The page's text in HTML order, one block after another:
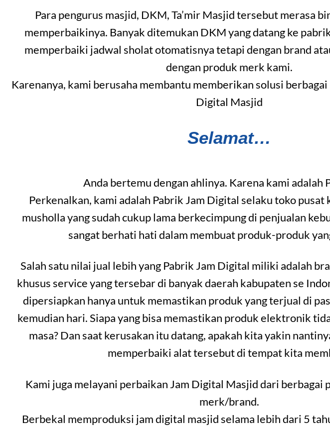
Para pengurus masjid, DKM, Ta’mir Masjid tersebut merasa
memperbaikinya. Banyak ditemukan DKM yang datang ke
memperbaiki jadwal sholat otomatisnya tetapi dengan brand
dengan produk merk kami.
Karenanya, kami berusaha membantu memberikan solusi
Digital Masjid
Selamat…
Anda bertemu dengan ahlinya. Karena kami adalah
Perkenalkan, kami adalah Pabrik Jam Digital selaku toko pusat
musholla yang sudah cukup lama berkecimpung di penjualan
sangat berhati hati dalam membuat produk-produk
Salah satu nilai jual lebih yang Pabrik Jam Digital miliki adalah
khusus service yang tersebar di banyak daerah kabupaten se
dipersiapkan hanya untuk memastikan produk yang terjual di
kemudian hari. Siapa yang bisa memastikan produk elektronik
masa? Dan saat kerusakan itu datang, apakah kita yakin
memperbaiki alat tersebut di tempat kita
Kami juga melayani perbaikan Jam Digital Masjid dari berbagai
merk/brand.
Berbekal memproduksi jam digital masjid selama lebih dari 5